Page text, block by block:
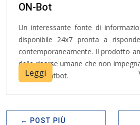
ON-Bot
Un interessante fonte di
disponibile 24x7 pronta a
contemporaneamente. Il prodotto
delle risorse umane che non
nostro chatbot.
Leggi
POST PIÙ